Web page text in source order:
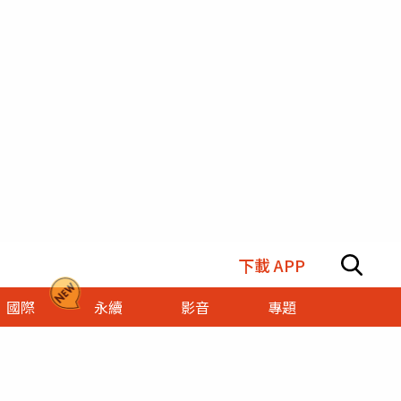
下載 APP
國際 永續 影音
專題